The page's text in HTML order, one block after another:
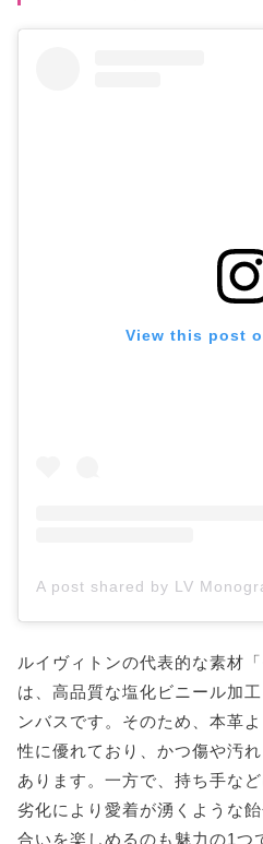
View this post
ルイヴィトンの代表的な素材
は、高品質な塩化ビニール加
ンバスです。そのため、本革
性に優れており、かつ傷や汚
あります。一方で、持ち手な
劣化により愛着が湧くような
合いを楽しめるのも魅力の1つ